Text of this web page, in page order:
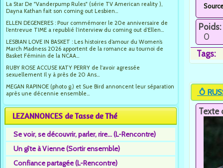
La Star De "Vanderpump Rules" (série TV American reality ),
Dayna Kathan fait son coming out Lesbien...
ELLEN DEGENERES : Pour commémorer le 20e anniversaire de
l’entrevue TIME a republié l’interview du coming out d’Ellen...
LESBIAN LOVE IN BASKET : Les histoires d’amour du Women’s
March Madness 2026 apportent de la romance au tournoi de
Basket Féminin de la NCAA...
RUBY ROSE ACCUSE KATY PERRY de l'avoir agressée
sexuellement Il y à près de 20 Ans...
MEGAN RAPINOE (photo g.) et Sue Bird annoncent leur séparation
après une décennie ensemble...
LEZANNONCES de Tasse de Thé
Se voir, se découvrir, parler, rire... (L-Rencontre)
Un gîte à Vienne (Sortir ensemble)
Confiance partagée (L-Rencontre)
Poids:
0
Tags:
Ô
Texte